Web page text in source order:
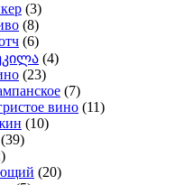
(3)
(8)
(6)
(4)
(23)
(7)
вино (11)
(10)
(39)
(20)